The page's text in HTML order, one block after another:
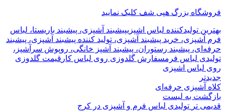
فروشگاه بزرگ هپی شف کلیک نمایید
بهترین تولیدکننده لباس اشپزیپیشبند آشپزی، پیشبند باریستا، لباس
فرم آشپزی، خرید پیشبند آشپزی، تولید کننده پیشبند آشپزی، پیشبند
حرفه‌ای، پیشبند رستوران، پیشبند آشپز خانگی، روپوش سرآشپز،
تولیدی لباس فرمسفارش گلدوزی روی لباس کار قیمت گلدوزی
روی لباس اشپزی
جدیدتر
کلاه آشپزی حرفه‌ای
بازگشت به لیست
قدیمی تر تولیدی لباس فرم و آشپزی در کرج